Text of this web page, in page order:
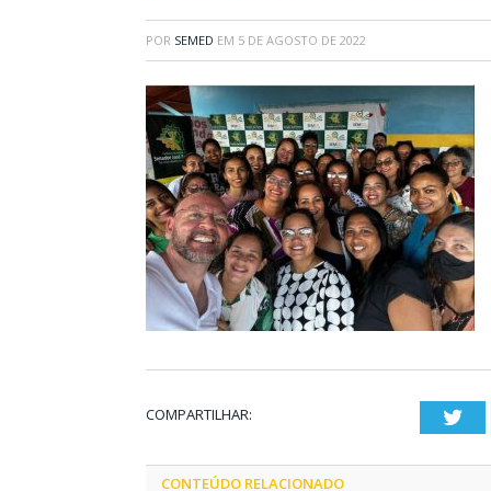
POR SEMED EM 5 DE AGOSTO DE 2022
COMPARTILHAR:
CONTEÚDO RELACIONADO